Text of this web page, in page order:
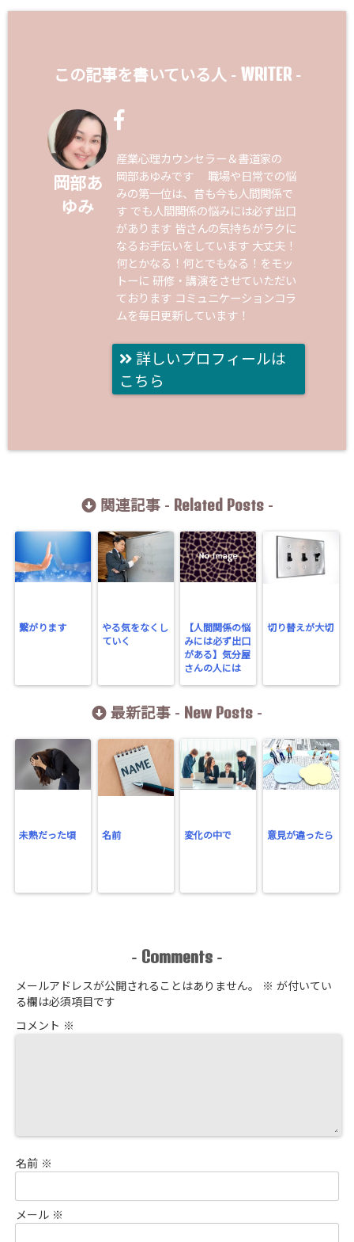
この記事を書いている人 - WRITER-
岡部あ
ゆみ
産業心理カウンセラー＆書道家の
岡部あゆみです 職場や日常での悩
みの第一位は、昔も今も人間関係で
す でも人間関係の悩みには必ず出口
があります 皆さんの気持ちがラクに
なるお手伝いをしています 大丈夫！
何とかなる！何とでもなる！をモッ
トーに 研修・講演をさせていただい
ております コミュニケーションコラ
ムを毎日更新しています！
詳しいプロフィールは
こちら
関連記事 - Related Posts-
繋がります
やる気をなくし
ていく
【人間関係の悩
みには必ず出口
がある】気分屋
さんの人には
切り替えが大切
最新記事 - New Posts -
未熟だった頃 名前 変化の中で 意見が違ったら
- Comments -
メールアドレスが公開されることはありません。 ※ が付いてい
る欄は必須項目です
コメント ※
名前 ※
メール ※